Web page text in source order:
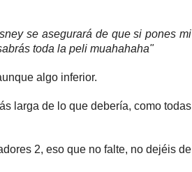
se asegurará de que si pones mi
toda la peli muahahaha"
algo inferior.
larga de lo que debería, como todas
2, eso que no falte, no dejéis de